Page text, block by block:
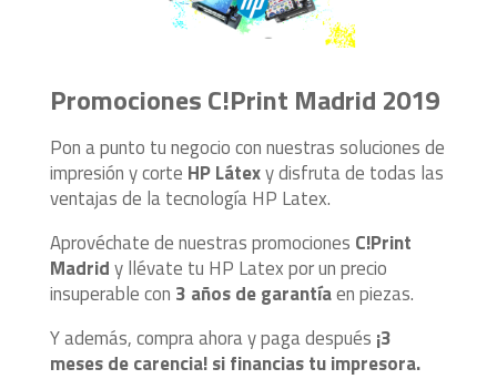
Promociones C!Print Madrid 2019
Pon a punto tu negocio con nuestras soluciones de
impresión y corte HP Látexy disfruta de todas las
ventajas de la tecnología HP Latex.
Aprovéchate de nuestras promociones C!Print
Madridy llévate tu HP Latex por un precio
insuperable con 3 años de garantíaen piezas.
Y además, compra ahora y paga después ¡3
meses de carencia! si financias tu impresora.